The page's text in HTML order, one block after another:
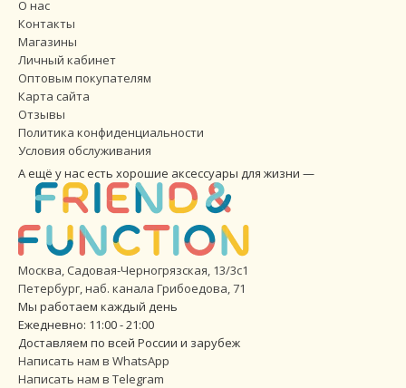
О нас
Контакты
Магазины
Личный кабинет
Оптовым покупателям
Карта сайта
Отзывы
Политика конфиденциальности
Условия обслуживания
А ещё у нас есть хорошие аксессуары для жизни —
Москва, Садовая-Черногрязская, 13/3с1
Петербург,наб. канала Грибоедова, 71
Мы работаем каждый день
Ежедневно: 11:00 - 21:00
Доставляем по всей России и зарубеж
Написать нам в WhatsApp
Написать нам в Telegram